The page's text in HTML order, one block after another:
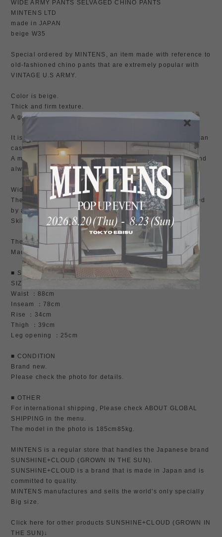
WIDE ARMY PANTS SELVAGED CHINO PANTS
MINTENS LTD
made in JAPAN
beige W35
Special ordered by MINTENS, an item made with reference to
old-fashioned chino pants that are extremely popular with
VINTAGE U.S ARMY.
Color is beige.
Thick and firm texture.
A gem that you will want to grow for many years to come.
It is also recommended for those who love vintage, American
casual, and military items on a daily basis.
A must-have item for your wardrobe, convenient to have and
always wanting to wear.
Wide silhouette.
The waist and hips are tucked and loose. It is characterized
by a slight taper towards the hem.
Skilled craftsmen in Okayama carefully create each piece.
The photograph model wears size 4 at 185cm85kg
Made in JAPAN Cotton 100%
■ SIZE
SIZE3 W35
Waist ：88cm
Inseam ：78cm
Rise ：34cm
Thigh ：39cm
Leg opening ：25cm
■ CONDITION
Brand new.
Please check the photo for details.
■ OTHER
For international shipping, Please check ABOUT GLOBAL
SHIPPING in the menu.
The model in the photo is 185cm85kg.
MINTENS is a regular store that handles the Japanese brand
SUNSHINE+CLOUD (GROWN IN THE SUN).
SUNSHINE+CLOUD is a brand that is made in Japan and is
committed to quality.
MINTENS manufactures and sells the world's only specially
Big size.
Click here for other products SUNSHINE+CLOUD (GROWN IN
THE SUN)↓